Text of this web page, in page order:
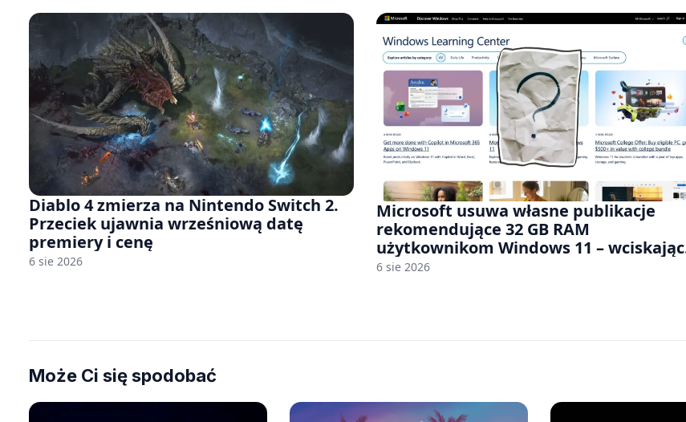
Diablo 4 zmierza na Nintendo Switch 2.
Przeciek ujawnia wrześniową datę
premiery i cenę
6 sie 2026
Microsoft usuwa własne publikacje
rekomendujące 32 GB RAM
użytkownikom Windows 11 – wciskając
nam przy tym komputery z 8 GB RAM po
6 sie 2026
Może Ci się spodobać